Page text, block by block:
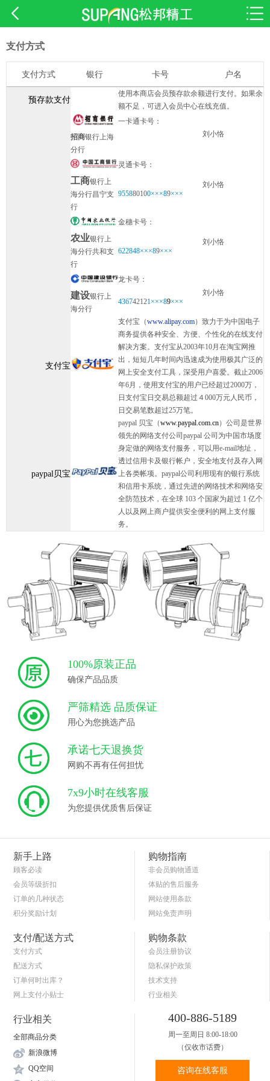
支付方式
支付方式 银行 卡号 户名
预存款支付
使用本商店会员预存款余额进行支付。如果余
额不足，可进入会员中心在线充值。
一卡通卡号：
刘小恪
招商银行上海
分行
灵通卡号：
刘小恪
工商银行上
海分行昌宁支
行
955880100×××89×××
金穗卡号：
刘小恪
农业银行上
海分行共和支
行
622848×××89×××
龙卡号：
刘小恪
建设银行上
海分行
436742121×××89×××
支付宝
支付宝（www.alipay.com）致力于为中国电子
商务提供各种安全、方便、个性化的在线支付
解决方案。支付宝从2003年10月在淘宝网推
出，短短几年时间内迅速成为使用极其广泛的
网上安全支付工具，深受用户喜爱。截止2006
年6月，使用支付宝的用户已经超过2000万，
日支付宝日交易总额超过４000万元人民币，
日交易笔数超过25万笔。
paypal贝宝
paypal 贝宝（www.paypal.com.cn）公司是世界
领先的网络支付公司paypal 公司为中国市场度
身定做的网络支付服务，可以用e-mail地址，
透过信用卡及银行帐户，安全地支付及存入网
上各类帐项。paypal公司利用现有的银行系统
和信用卡系统，通过先进的网络技术和网络安
全防范技术，在全球 103 个国家为超过 1 亿个
人以及网上商户提供安全便利的网上支付服
务。
100%原装正品
确保产品品质
严筛精选 品质保证
用心为您挑选产品
承诺七天退换货
网购不再有任何担忧
7x9小时在线客服
为您提供优质售后保证
新手上路
顾客必读
会员等级折扣
订单的几种状态
积分奖励计划
购物指南
非会员购物通道
体贴的售后服务
网站使用条款
网站免责声明
支付/配送方式
支付方式
配送方式
订单何时出库？
网上支付小贴士
购物条款
会员注册协议
隐私保护政策
技术支持
行业相关
行业相关
全部商品分类
新浪微博
QQ空间
400-886-5189
周一至周日 8:00-18:00
（仅收市话费）
咨询在线客服